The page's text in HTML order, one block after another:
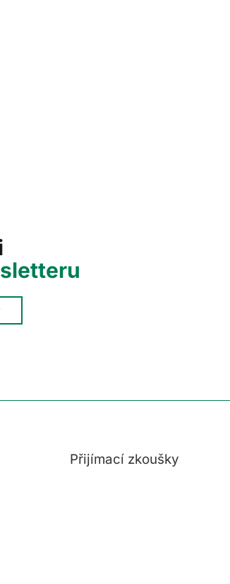
Přijímací zkoušky